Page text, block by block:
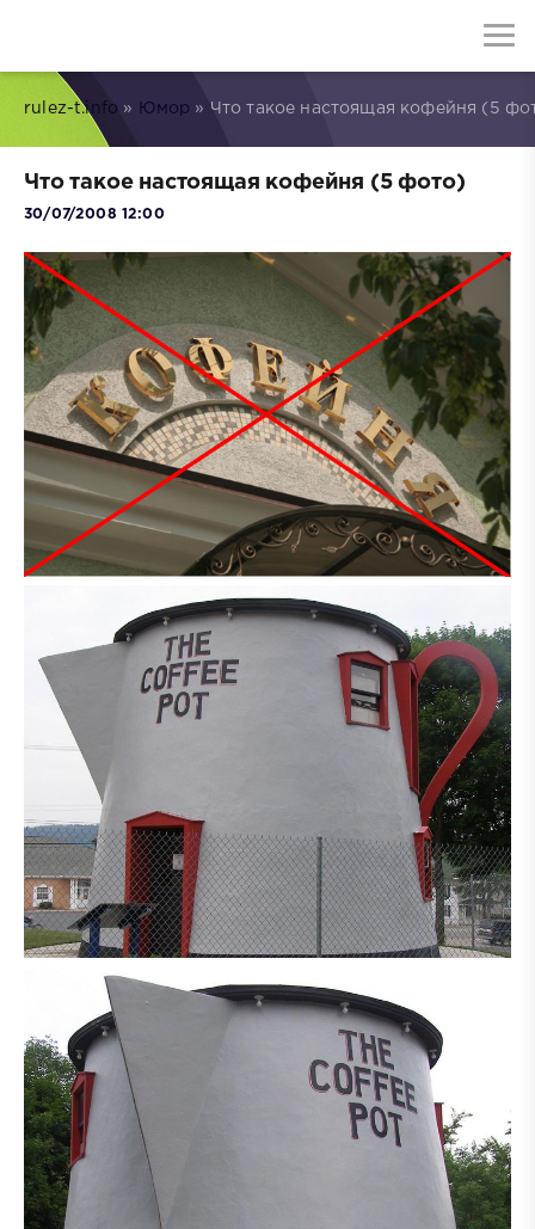
rulez-t.info » Юмор » Что такое настоящая кофейня (5
Что такое настоящая кофейня (5 фото)
30/07/2008 12:00